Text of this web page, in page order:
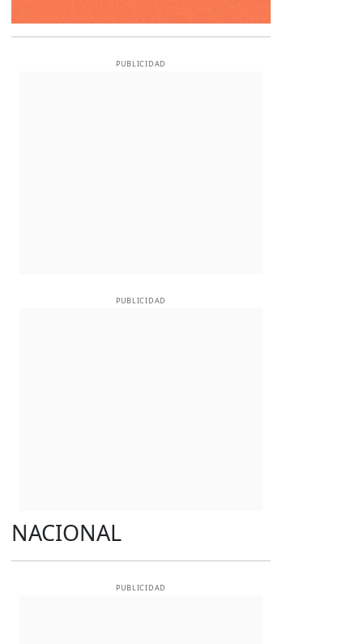
PUBLICIDAD
PUBLICIDAD
NACIONAL
PUBLICIDAD